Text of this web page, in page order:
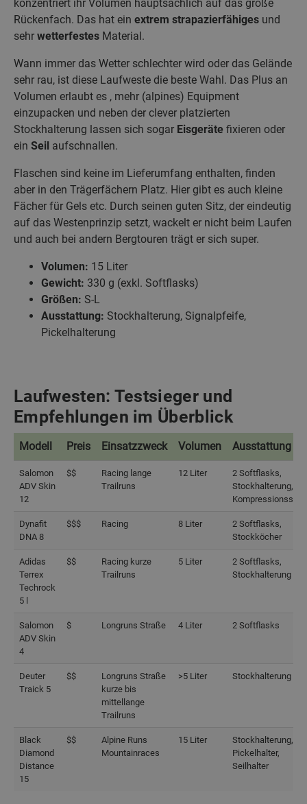
konzentriert ihr Volumen hauptsächlich auf das große
Rückenfach. Das hat ein extrem strapazierfähiges und
sehr wetterfestes Material.
Wann immer das Wetter schlechter wird oder das Gelände
sehr rau, ist diese Laufweste die beste Wahl. Das Plus an
Volumen erlaubt es , mehr (alpines) Equipment
einzupacken und neben der clever platzierten
Stockhalterung lassen sich sogar Eisgeräte fixieren oder
ein Seil aufschnallen.
Flaschen sind keine im Lieferumfang enthalten, finden
aber in den Trägerfächern Platz. Hier gibt es auch kleine
Fächer für Gels etc. Durch seinen guten Sitz, der eindeutig
auf das Westenprinzip setzt, wackelt er nicht beim Laufen
und auch bei andern Bergtouren trägt er sich super.
Volumen: 15 Liter
Gewicht: 330 g (exkl. Softflasks)
Größen: S-L
Ausstattung: Stockhalterung, Signalpfeife,
Pickelhalterung
Laufwesten: Testsieger und
Empfehlungen im Überblick
Modell Preis Einsatzzweck Volumen
Ausstattung
Modell
Preis Einsatzzweck Volumen Ausstattung
Salomon
ADV Skin
12
$$
Racing lange
Trailruns
12 Liter
2 Softflasks,
Stockhalterung,
Dynafit
DNA 8
$$$ Racing 8 Liter
2 Softflasks,
Stockköcher
Adidas
Terrex
Techrock
5 l
$$
Racing kurze
Trailruns
5 Liter
2 Softflasks,
Stockhalterung
Salomon
ADV Skin
4
$ Longruns Straße 4 Liter 2 Softflasks
Deuter
Traick 5
$$
Longruns Straße
kurze bis
mittellange
Trailruns
>5 Liter Stockhalterung
Black
Diamond
Distance
15
$$
Alpine Runs
Mountainraces
15 Liter
Stockhalterung,
Pickelhalter,
Seilhalter